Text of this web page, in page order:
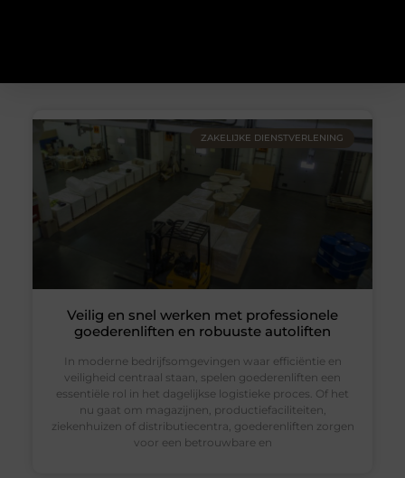
ZAKELIJKE DIENSTVERLENING
Veilig en snel werken met professionele
goederenliften en robuuste autoliften
In moderne bedrijfsomgevingen waar efficiëntie en
veiligheid centraal staan, spelen goederenliften een
essentiële rol in het dagelijkse logistieke proces. Of het
nu gaat om magazijnen, productiefaciliteiten,
ziekenhuizen of distributiecentra, goederenliften zorgen
voor een betrouwbare en